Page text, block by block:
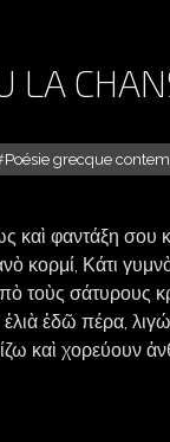
LA
Poésie grecque
φαντάξη σου
κορμί, Κάτι
σάτυρους
ἐδῶ πέρα,
καὶ χορεύουν